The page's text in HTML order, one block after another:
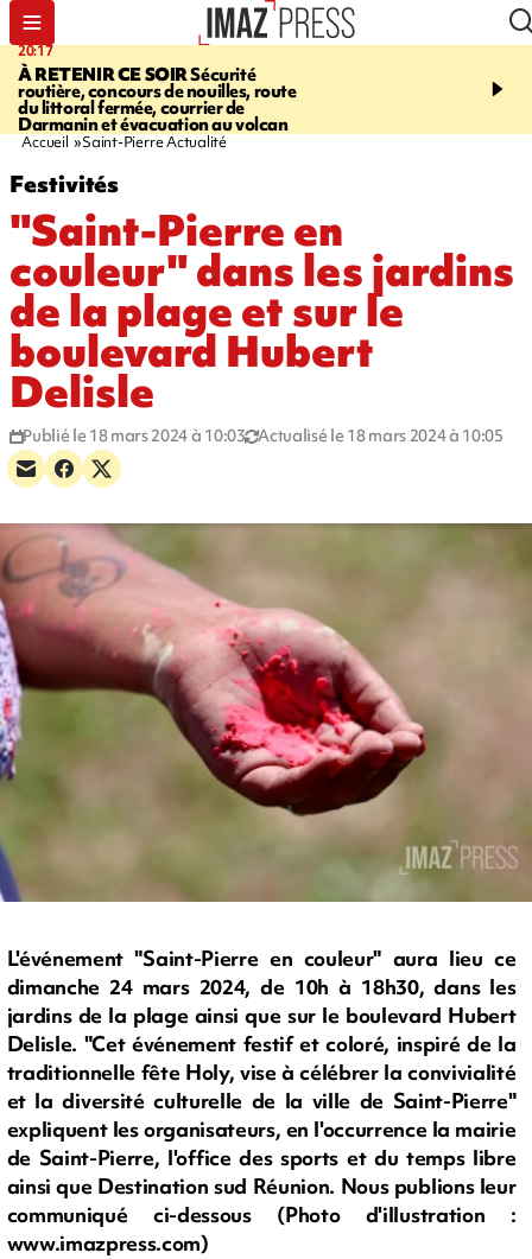
20:17
À RETENIR CE SOIRSécurité
routière, concours de nouilles, route
du littoral fermée, courrier de
Darmanin et évacuation au volcan
08:26
rencontre d'un géant
Accueil Saint-Pierre Actualité
Festivités
"Saint-Pierre en
couleur" dans les jardins
de la plage et sur le
boulevard Hubert
Delisle
Publié le 18 mars 2024 à 10:03 Actualisé le 18 mars 2024 à 10:05
L'événement "Saint-Pierre en couleur" aura lieu ce
dimanche 24 mars 2024, de 10h à 18h30, dans les
jardins de la plage ainsi que sur le boulevard Hubert
Delisle. "Cet événement festif et coloré, inspiré de la
traditionnelle fête Holy, vise à célébrer la convivialité
et la diversité culturelle de la ville de Saint-Pierre"
expliquent les organisateurs, en l'occurrence la mairie
de Saint-Pierre, l'office des sports et du temps libre
ainsi que Destination sud Réunion. Nous publions leur
communiqué ci-dessous (Photo d'illustration :
www.imazpress.com)